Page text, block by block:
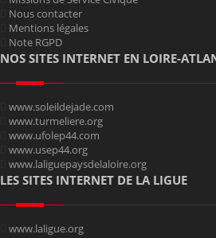
Nous contacter
Mentions légales
Note RGPD
NOS SITES INTERNET EN LOIRE-
www.soleildejade.com
www.turmeliere.org
www.ufolep44.com
www.usep44.org
www.laliguepaysdelaloire.org
LES SITES INTERNET DE LA LIGUE
www.laligue.org